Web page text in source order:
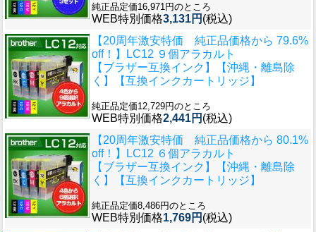
純正品定価16,971円のところ
WEB特別価格3,131円 (税込)
【20周年激安特価 純正品価格から 79.6%
off！】
LC12 ９個アラカルト
【ブラザー互換インク】【沖縄・離島除
く】【互換インクカートリッジ】
純正品定価12,729円のところ
WEB特別価格2,441円 (税込)
【20周年激安特価 純正品価格から 80.1%
off！】
LC12 ６個アラカルト
【ブラザー互換インク】【沖縄・離島除
く】【互換インクカートリッジ】
純正品定価8,486円のところ
WEB特別価格1,769円 (税込)